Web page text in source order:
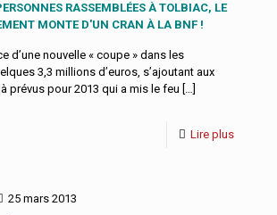
RASSEMBLÉES À TOLBIAC, LE
MONTE D'UN CRAN À LA BNF !
d’une nouvelle « coupe » dans les
3,3 millions d’euros, s’ajoutant aux
prévus pour 2013 qui a mis le feu […]
Lire plus
25 mars 2013